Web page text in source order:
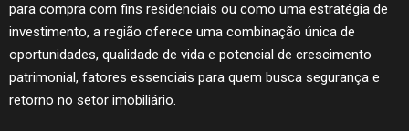
para compra com fins residenciais ou como uma estratégia de
investimento, a região oferece uma combinação única de
oportunidades, qualidade de vida e potencial de crescimento
patrimonial, fatores essenciais para quem busca segurança e
retorno no setor imobiliário.